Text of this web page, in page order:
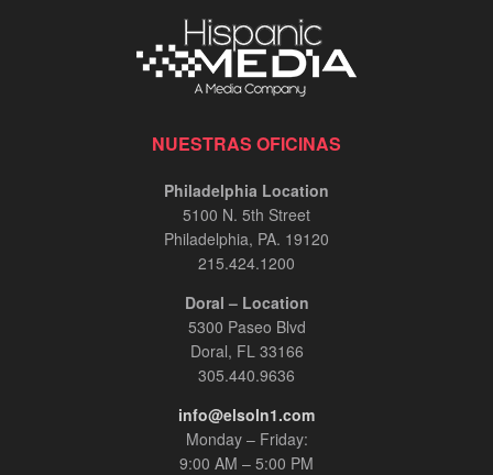
NUESTRAS OFICINAS
Philadelphia Location
5100 N. 5th Street
Philadelphia, PA. 19120
215.424.1200
Doral – Location
5300 Paseo Blvd
Doral, FL 33166
305.440.9636
info@elsoln1.com
Monday – Friday:
9:00 AM – 5:00 PM